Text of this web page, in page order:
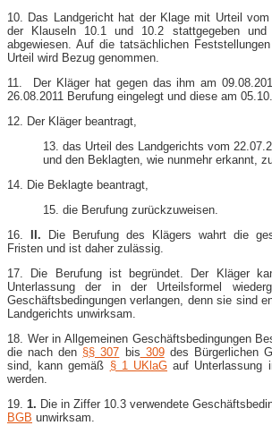
10. Das Landgericht hat der Klage mit Urteil
der Klauseln 10.1 und 10.2 stattgegeben
abgewiesen. Auf die tatsächlichen
Urteil wird Bezug genommen.
11. Der Kläger hat gegen das ihm am
26.08.2011 Berufung eingelegt und diese am
12. Der Kläger beantragt,
13. das Urteil des Landgerichts vom
und den Beklagten, wie nunmehr erkannt,
14. Die Beklagte beantragt,
15. die Berufung zurückzuweisen.
16. II. Die Berufung des Klägers wahrt die
Fristen und ist daher zulässig.
17. Die Berufung ist begründet. Der Kläger
Unterlassung der in der Urteilsformel
Geschäftsbedingungen verlangen, denn sie sind
Landgerichts unwirksam.
18. Wer in Allgemeinen Geschäftsbedingungen
die nach den §§ 307 bis 309des Bürgerlichen
sind, kann gemäß § 1 UKlaG auf Unterlassung
werden.
19. 1. Die in Ziffer 10.3 verwendete
BGB unwirksam.